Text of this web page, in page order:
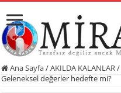
Ana Sayfa/AKILDA KALANLAR /
Geleneksel değerler hedefte mi?